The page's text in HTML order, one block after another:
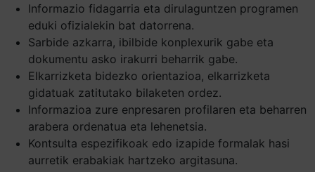
Informazio fidagarria eta dirulaguntzen programen
eduki ofizialekin bat datorrena.
Sarbide azkarra, ibilbide konplexurik gabe eta
dokumentu asko irakurri beharrik gabe.
Elkarrizketa bidezko orientazioa, elkarrizketa
gidatuak zatitutako bilaketen ordez.
Informazioa zure enpresaren profilaren eta beharren
arabera ordenatua eta lehenetsia.
Kontsulta espezifikoak edo izapide formalak hasi
aurretik erabakiak hartzeko argitasuna.